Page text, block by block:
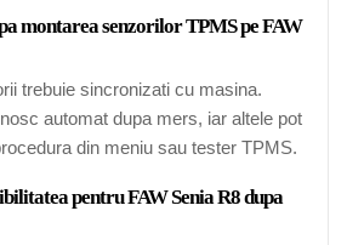
montarea senzorilor TPMS pe FAW
trebuie sincronizati cu masina.
automat dupa mers, iar altele pot
din meniu sau tester TPMS.
pentru FAW Senia R8 dupa